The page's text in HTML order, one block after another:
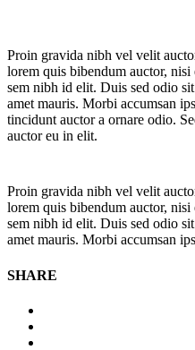
Proin gravida nibh vel velit
lorem quis bibendum auctor,
sem nibh id elit. Duis sed odio
amet mauris. Morbi accumsan
tincidunt auctor a ornare odio.
auctor eu in elit.
Proin gravida nibh vel velit
lorem quis bibendum auctor,
sem nibh id elit. Duis sed odio
amet mauris. Morbi accumsan
SHARE